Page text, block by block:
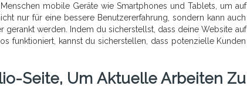
mobile Geräte wie Smartphones und Tablets, um auf
nur für eine bessere Benutzererfahrung, sondern kann auch
gerankt werden. Indem du sicherstellst, dass deine Website auf
funktioniert, kannst du sicherstellen, dass potenzielle Kunden
Seite, Um Aktuelle Arbeiten Zu